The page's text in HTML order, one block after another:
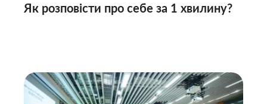
Як розповісти про себе за 1 хвилину?